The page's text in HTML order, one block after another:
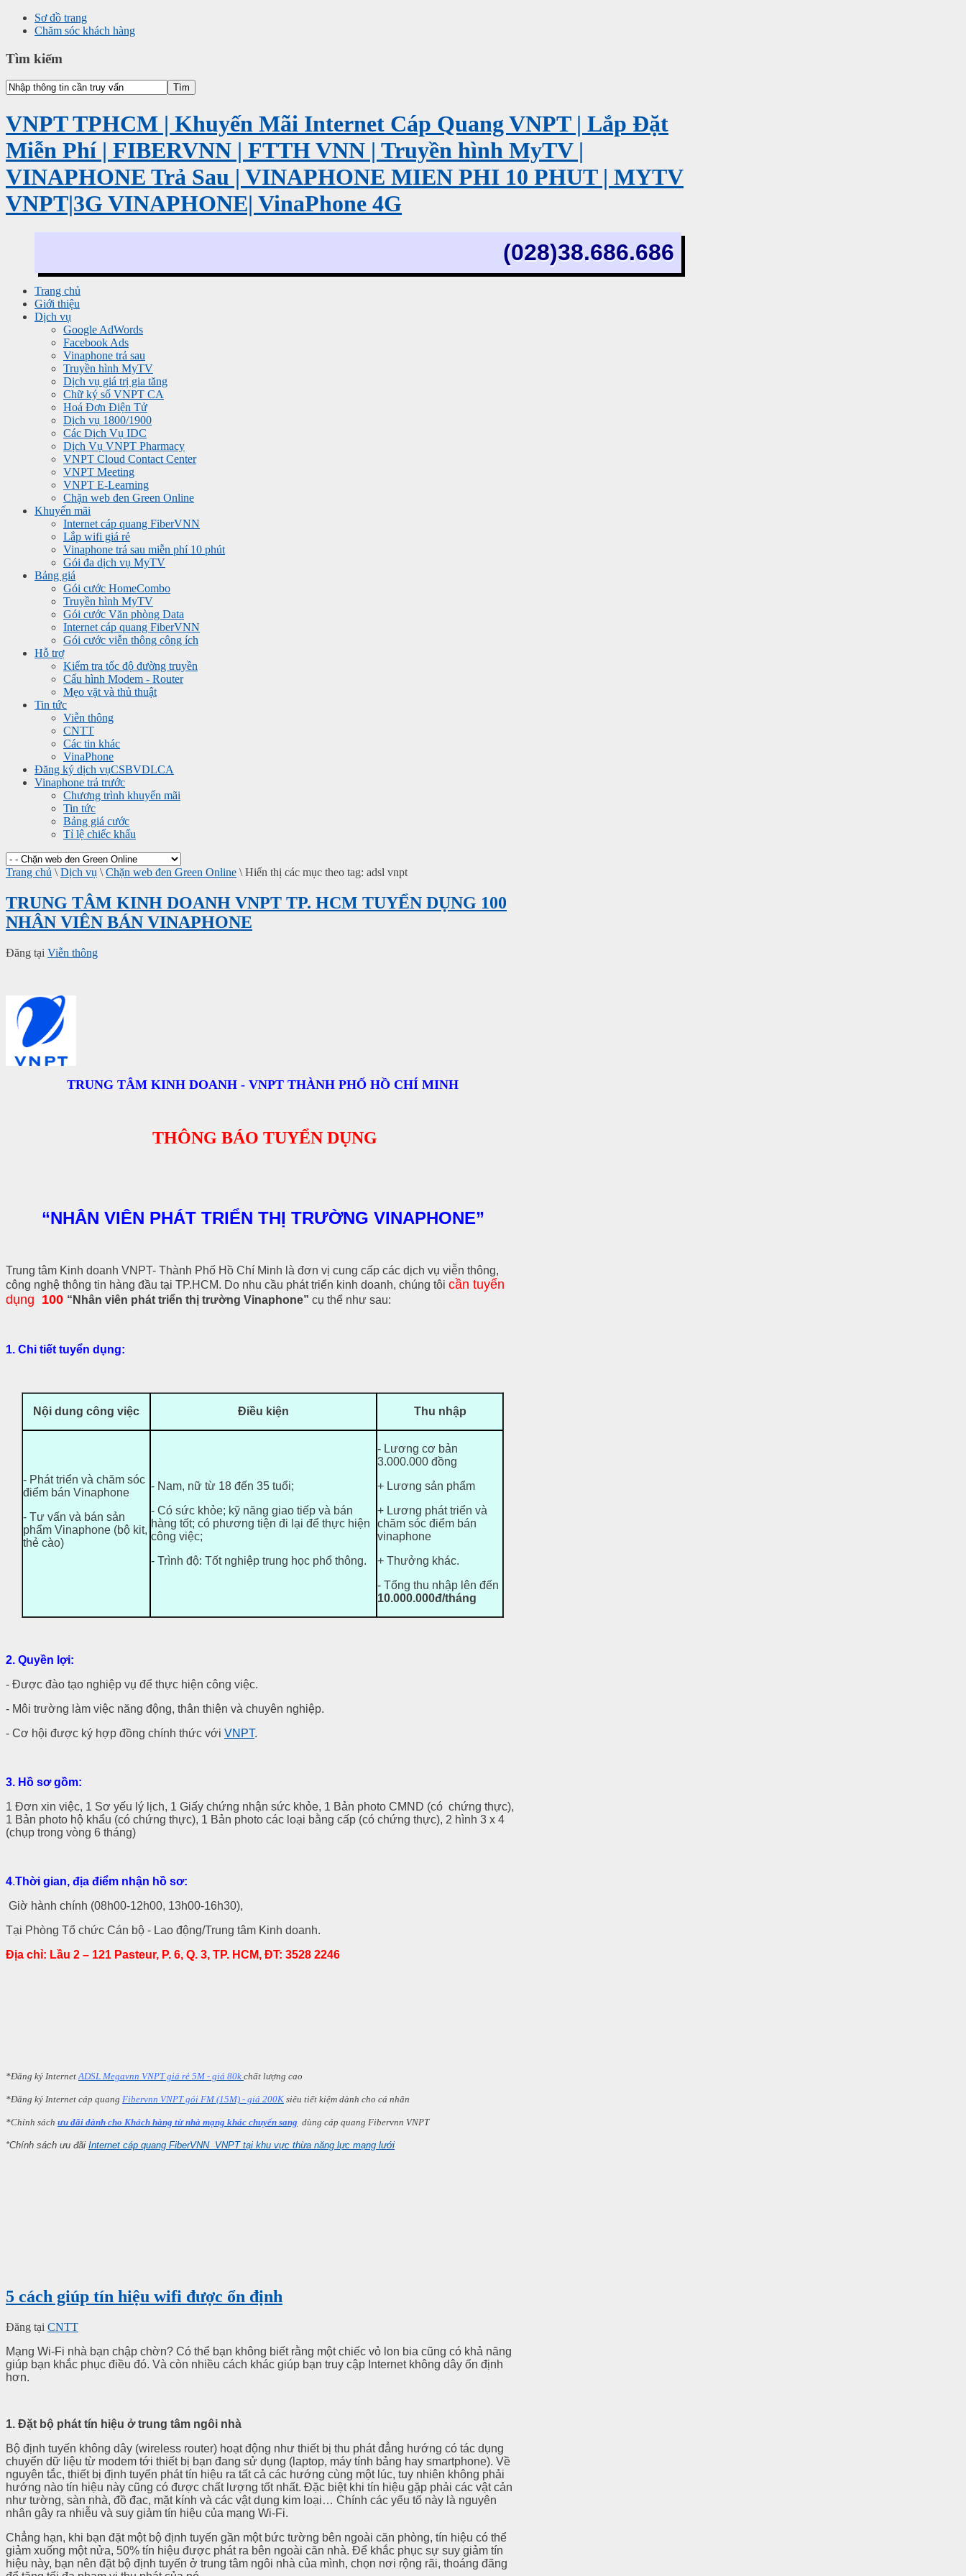
Sơ đồ trang
Chăm sóc khách hàng
Tìm kiếm
VNPT TPHCM | Khuyến Mãi Internet Cáp Quang VNPT | Lắp Đặt
Miễn Phí | FIBERVNN | FTTH VNN | Truyền hình MyTV |
VINAPHONE Trả Sau | VINAPHONE MIEN PHI 10 PHUT | MYTV
VNPT|3G VINAPHONE| VinaPhone 4G
(028)38.686.686
Trang chủ
Giới thiệu
Dịch vụ
Google AdWords
Facebook Ads
Vinaphone trả sau
Truyền hình MyTV
Dịch vụ giá trị gia tăng
Chữ ký số VNPT CA
Hoá Đơn Điện Tử
Dịch vụ 1800/1900
Các Dịch Vụ IDC
Dịch Vụ VNPT Pharmacy
VNPT Cloud Contact Center
VNPT Meeting
VNPT E-Learning
Chặn web đen Green Online
Khuyến mãi
Internet cáp quang FiberVNN
Lắp wifi giá rẻ
Vinaphone trả sau miễn phí 10 phút
Gói đa dịch vụ MyTV
Bảng giá
Gói cước HomeCombo
Truyền hình MyTV
Gói cước Văn phòng Data
Internet cáp quang FiberVNN
Gói cước viễn thông công ích
Hỗ trợ
Kiểm tra tốc độ đường truyền
Cấu hình Modem - Router
Mẹo vặt và thủ thuật
Tin tức
Viễn thông
CNTT
Các tin khác
VinaPhone
Đăng ký dịch vụCSBVDLCA
Vinaphone trả trước
Chương trình khuyến mãi
Tin tức
Bảng giá cước
Tỉ lệ chiếc khấu
Trang chủ \ Dịch vụ \ Chặn web đen Green Online \ Hiển thị các mục theo tag: adsl vnpt
TRUNG TÂM KINH DOANH VNPT TP. HCM TUYỂN DỤNG 100
NHÂN VIÊN BÁN VINAPHONE
Đăng tại Viễn thông
TRUNG TÂM KINH DOANH - VNPT THÀNH PHỐ HỒ CHÍ MINH
THÔNG BÁO TUYỂN DỤNG
“NHÂN VIÊN PHÁT TRIỂN THỊ TRƯỜNG VINAPHONE”
Trung tâm Kinh doanh VNPT- Thành Phố Hồ Chí Minh là đơn vị cung cấp các dịch vụ viễn thông,
công nghệ thông tin hàng đầu tại TP.HCM. Do nhu cầu phát triển kinh doanh, chúng tôi cần tuyển
dụng 100 “Nhân viên phát triển thị trường Vinaphone” cụ thể như sau:
1. Chi tiết tuyển dụng:
Nội dung công việc Điều kiện Thu nhập
- Phát triển và chăm sóc
điểm bán Vinaphone
- Tư vấn và bán sản
phẩm Vinaphone (bộ kit,
thẻ cào)
- Nam, nữ từ 18 đến 35 tuổi;
- Có sức khỏe; kỹ năng giao tiếp và bán
hàng tốt; có phương tiện đi lại để thực hiện
công việc;
- Trình độ: Tốt nghiệp trung học phổ thông.
- Lương cơ bản
3.000.000 đồng
+ Lương sản phẩm
+ Lương phát triển và
chăm sóc điểm bán
vinaphone
+ Thưởng khác.
- Tổng thu nhập lên đến
10.000.000đ/tháng
2. Quyền lợi:
- Được đào tạo nghiệp vụ để thực hiện công việc.
- Môi trường làm việc năng động, thân thiện và chuyên nghiệp.
- Cơ hội được ký hợp đồng chính thức với VNPT.
3. Hồ sơ gồm:
1 Đơn xin việc, 1 Sơ yếu lý lịch, 1 Giấy chứng nhận sức khỏe, 1 Bản photo CMND (có chứng thực),
1 Bản photo hộ khẩu (có chứng thực), 1 Bản photo các loại bằng cấp (có chứng thực), 2 hình 3 x 4
(chụp trong vòng 6 tháng)
4.Thời gian, địa điểm nhận hồ sơ:
Giờ hành chính (08h00-12h00, 13h00-16h30),
Tại Phòng Tổ chức Cán bộ - Lao động/Trung tâm Kinh doanh.
Địa chỉ: Lầu 2 – 121 Pasteur, P. 6, Q. 3, TP. HCM, ĐT: 3528 2246
*Đăng ký InternetADSL Megavnn VNPT giá rẻ 5M - giá 80k chất lượng cao
*Đăng ký Internet cáp quang Fibervnn VNPT gói FM (15M) - giá 200K siêu tiết kiệm dành cho cá nhân
*Chính sách ưu đãi dành cho Khách hàng từ nhà mạng khác chuyển sang dùng cáp quang Fibervnn VNPT
*Chính sách ưu đãi Internet cáp quang FiberVNN VNPT tại khu vực thừa năng lực mạng lưới
5 cách giúp tín hiệu wifi được ổn định
Đăng tại CNTT
Mạng Wi-Fi nhà bạn chập chờn? Có thể bạn không biết rằng một chiếc vỏ lon bia cũng có khả năng
giúp bạn khắc phục điều đó. Và còn nhiều cách khác giúp bạn truy cập Internet không dây ổn định
hơn.
1. Đặt bộ phát tín hiệu ở trung tâm ngôi nhà
Bộ định tuyến không dây (wireless router) hoạt động như thiết bị thu phát đẳng hướng có tác dụng
chuyển dữ liệu từ modem tới thiết bị bạn đang sử dụng (laptop, máy tính bảng hay smartphone). Về
nguyên tắc, thiết bị định tuyến phát tín hiệu ra tất cả các hướng cùng một lúc, tuy nhiên không phải
hướng nào tín hiệu này cũng có được chất lượng tốt nhất. Đặc biệt khi tín hiệu gặp phải các vật cản
như tường, sàn nhà, đồ đạc, mặt kính và các vật dụng kim loại… Chính các yếu tố này là nguyên
nhân gây ra nhiễu và suy giảm tín hiệu của mạng Wi-Fi.
Chẳng hạn, khi bạn đặt một bộ định tuyến gần một bức tường bên ngoài căn phòng, tín hiệu có thể
giảm xuống một nửa, 50% tín hiệu được phát ra bên ngoài căn nhà. Để khắc phục sự suy giảm tín
hiệu này, bạn nên đặt bộ định tuyến ở trung tâm ngôi nhà của mình, chọn nơi rộng rãi, thoáng đãng